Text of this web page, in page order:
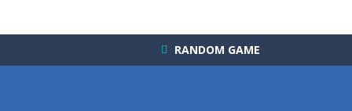
RANDOM GAME